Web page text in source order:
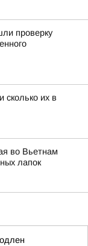
проверку
сколько их в
во Вьетнам
лапок